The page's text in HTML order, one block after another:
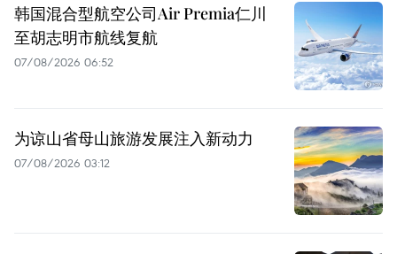
韩国混合型航空公司Air Premia仁川
至胡志明市航线复航
07/08/2026 06:52
为谅山省母山旅游发展注入新动力
07/08/2026 03:12